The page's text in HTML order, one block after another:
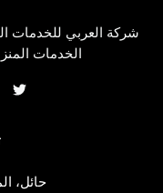
شركة العربي للخدمات
الخدمات
حائل،